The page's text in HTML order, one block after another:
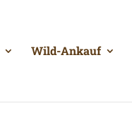
Wild-Ankauf